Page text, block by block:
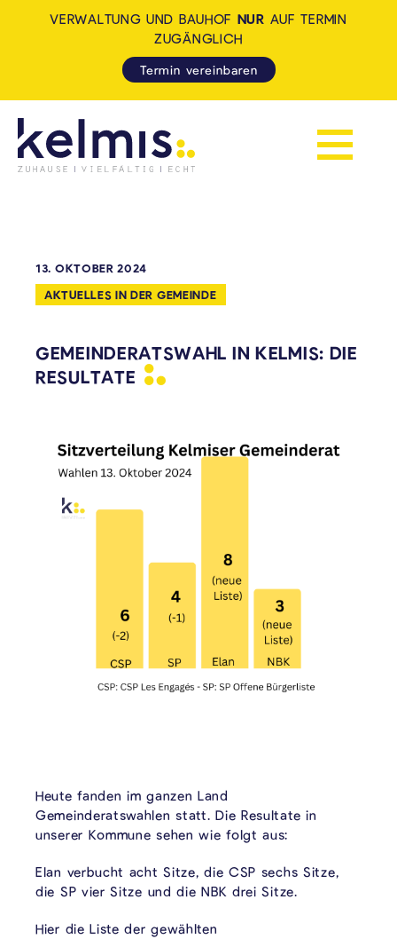
Navigation
VERWALTUNG UND BAUHOF NUR AUF TERMIN
ZUGÄNGLICH
Termin vereinbaren
13. OKTOBER 2024
AKTUELLES IN DER GEMEINDE
GEMEINDERATSWAHL IN KELMIS: DIE
RESULTATE
Heute fanden im ganzen Land
Gemeinderatswahlen statt. Die Resultate in
unserer Kommune sehen wie folgt aus:
Elan verbucht acht Sitze, die CSP sechs Sitze,
die SP vier Sitze und die NBK drei Sitze.
Hier die Liste der gewählten